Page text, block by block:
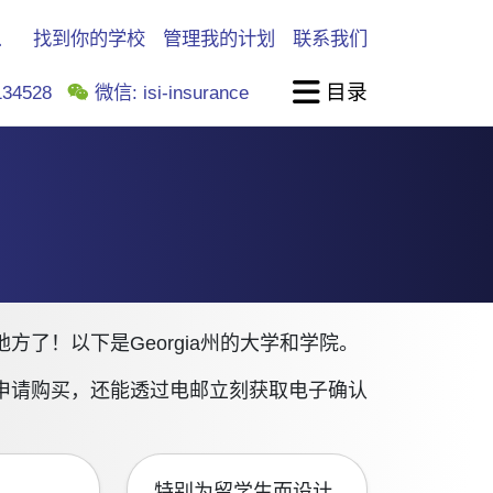
找到你的学校 管理我的计划 联系我们
微信: isi-insurance 目录
了！以下是Georgia州的大学和学院。
购买，还能透过电邮立刻获取电子确认